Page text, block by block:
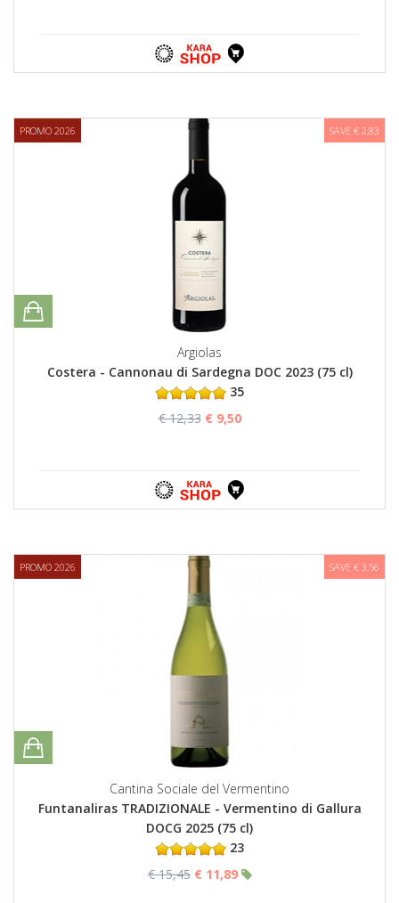
PROMO 2026 SAVE € 2,83
Argiolas
Costera - Cannonau di Sardegna DOC 2023 (75 cl)
35
€ 12,33 € 9,50
PROMO 2026 SAVE € 3,56
Cantina Sociale del Vermentino
Funtanaliras TRADIZIONALE - Vermentino di Gallura
DOCG 2025 (75 cl)
23
€ 15,45 € 11,89